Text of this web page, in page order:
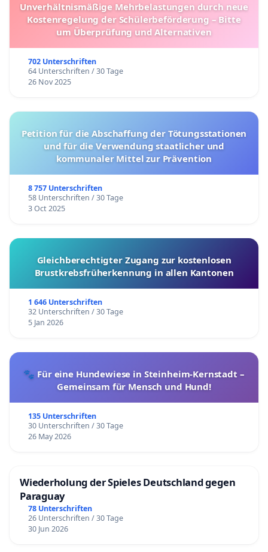
Unverhältnismäßige Mehrbelastungen durch neue
Kostenregelung der Schülerbeförderung – Bitte
um Überprüfung und Alternativen
702 Unterschriften
64 Unterschriften / 30 Tage
26 Nov 2025
Petition für die Abschaffung der Tötungsstationen
und für die Verwendung staatlicher und
kommunaler Mittel zur Prävention
8 757 Unterschriften
58 Unterschriften / 30 Tage
3 Oct 2025
Gleichberechtigter Zugang zur kostenlosen
Brustkrebsfrüherkennung in allen Kantonen
1 646 Unterschriften
32 Unterschriften / 30 Tage
5 Jan 2026
🐾 Für eine Hundewiese in Steinheim-Kernstadt –
Gemeinsam für Mensch und Hund!
135 Unterschriften
30 Unterschriften / 30 Tage
26 May 2026
Wiederholung der Spieles Deutschland gegen
Paraguay
78 Unterschriften
26 Unterschriften / 30 Tage
30 Jun 2026